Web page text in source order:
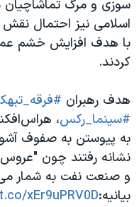
اسرائیل در جنگ
نرگس محمدی برنده جایزه
صفحه‌های ویژه
سفر پرزیدنت ترامپ به
سوزی و مرگ تماشاچیان
اسلامی نیز احتمال
با هدف افزایش خشم
کردند.
هدف رهبران
#سینما_رکس،
به پيوستن به صفوف
نشانه رفتند چون "عروس
و صنعت نفت به شمار
بیانیه:xEr9uPRV0D